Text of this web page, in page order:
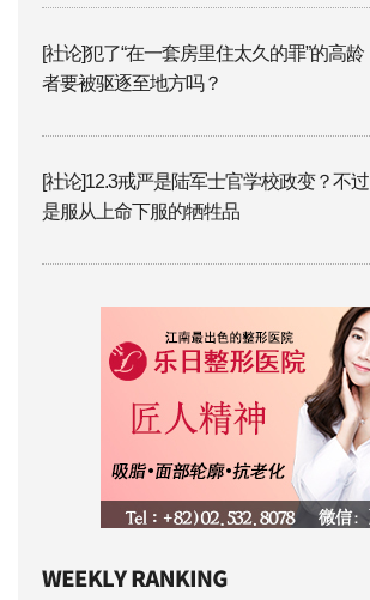
[社论]犯了“在一套房里住太久的罪”的高龄
者要被驱逐至地方吗？
[社论]12.3戒严是陆军士官学校政变？不过
是服从上命下服的牺牲品